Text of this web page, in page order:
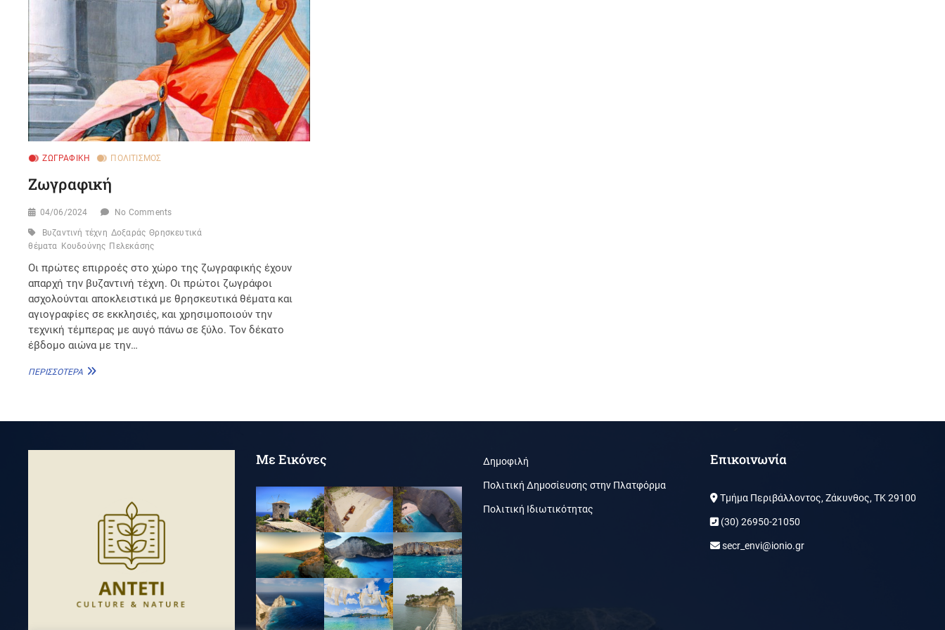
ΖΩΓΡΑΦΙΚΉ ΠΟΛΙΤΙΣΜΌΣ
Ζωγραφική
04/06/2024 No Comments
Βυζαντινή τέχνη Δοξαράς Θρησκευτικά
θέματα Κουδούνης Πελεκάσης
Οι πρώτες επιρροές στο χώρο της ζωγραφικής έχουν
απαρχή την βυζαντινή τέχνη. Οι πρώτοι ζωγράφοι
ασχολούνται αποκλειστικά με θρησκευτικά θέματα και
αγιογραφίες σε εκκλησιές, και χρησιμοποιούν την
τεχνική τέμπερας με αυγό πάνω σε ξύλο. Τον δέκατο
έβδομο αιώνα με την…
ΠΕΡΙΣΣΌΤΕΡΑ ΖΩΓΡΑΦΙΚΉ
Με Εικόνες Δημοφιλή
Πολιτική Δημοσίευσης στην Πλατφόρμα
Πολιτική Ιδιωτικότητας
Επικοινωνία
Τμήμα Περιβάλλοντος, Ζάκυνθος, ΤΚ 29100
(30) 26950-21050
secr_envi@ionio.gr